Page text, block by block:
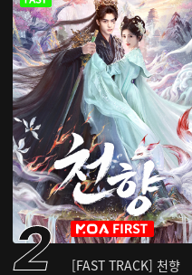
[FAST TRACK] 천향